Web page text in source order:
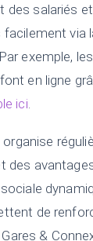
des salariés
via
exemple,
en ligne
ici
organise
des
de
&